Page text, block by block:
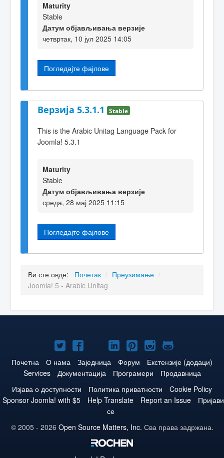
Maturity
Stable
Датум објављивања верзије
четвртак, 10 јул 2025 14:05
Погледајте фајлове
Верзија 5.3.1.1 Stable
This is the Arabic Unitag Language Pack for
Joomla! 5.3.1
Maturity
Stable
Датум објављивања верзије
среда, 28 мај 2025 11:15
Погледајте фајлове
Ви сте овде: Почетак / Преузимање /
Joomla! 5 - Arabic Unitag
Joomla!
нa
Twitteru
Joomla!
нa
Facebooku
Joomla!
нa
YouTube
Joomla!
нa
LinkedIn
Joomla!
нa
Pinterest
Joomla!
нa
Instagram
Joomla!
нa
GitHub
Почетна О нама Заједница Форум
Екстензије (додаци)
Services
Документација Програмери
Продавница
Изјава о доступности
Политика приватности
Cookie Policy
Sponsor Joomla! with $5
Help Translate Report an Issue
Пријави
се
© 2005 - 2026 Open Source Matters, Inc. Сва права задржана.